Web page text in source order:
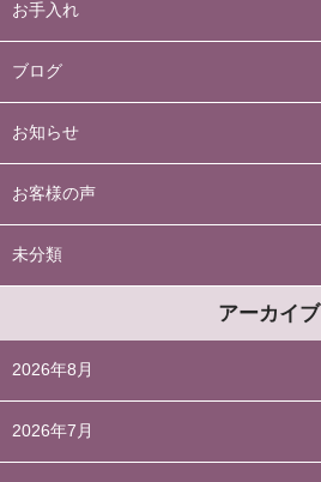
お手入れ
ブログ
お知らせ
お客様の声
未分類
アーカイブ
2026年8月
2026年7月